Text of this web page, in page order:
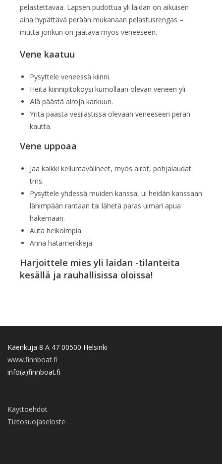
pelastettavaa. Lapsen pudottua yli laidan on aikuisen
aina hypättävä perään mukanaan pelastusrengas –
mutta jonkun on jäätävä myös veneeseen.
Vene kaatuu
Pysyttele veneessä kiinni.
Heitä kiinnipitoköysi kumollaan olevan veneen yli.
Älä päästä airoja karkuun.
Yritä päästä vesilastissa olevaan veneeseen perän
kautta.
Vene uppoaa
Jaa kaikki kelluntavälineet, myös airot, pohjalaudat
tms.
Pysyttele yhdessä muiden kanssa, ui heidän kanssaan
lähimpään rantaan tai lähetä paras uimari apua
hakemaan.
Auta heikoimpia.
Anna hätämerkkejä.
Harjoittele mies yli laidan -tilanteita
kesällä ja rauhallisissa oloissa!
Käenkuja 8 A 47 00500 Helsinki
www.finnboat.fi
info(a)finnboat.fi
Käyttöehdot
Tietosuojaseloste